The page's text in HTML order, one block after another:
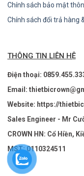
Chính sách bảo mật
Chính sách đổi trả hàng
THÔNG TIN LIÊN HỆ
Điện thoại:
Email:
Website: https://
Sales Engineer - Mr
CROWN HN: Cổ Hiền,
MST: 0110324511